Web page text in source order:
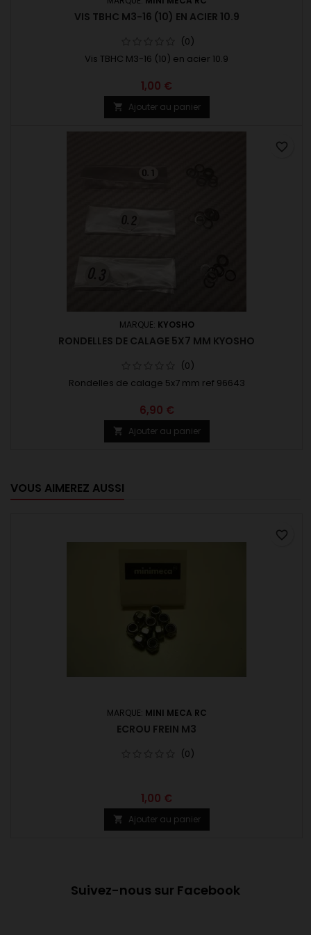
VIS TBHC M3-16 (10) EN ACIER 10.9
(0)
Vis TBHC M3-16 (10) en acier 10.9
1,00 €
 Ajouter au panier
MARQUE: KYOSHO
RONDELLES DE CALAGE 5X7 MM KYOSHO
(0)
Rondelles de calage 5x7 mm ref 96643
6,90 €
 Ajouter au panier
favorite_border
VOUS AIMEREZ AUSSI
MARQUE: MINI MECA RC
ECROU FREIN M3
(0)
1,00 €
 Ajouter au panier
favorite_border
Suivez-nous sur Facebook